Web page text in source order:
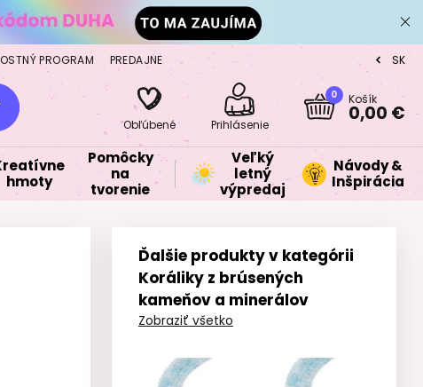
PROGRAM PREDAJNE CZ
SK
Obľúbené Prihlásenie
0 Košík
0,00 €
hmoty
Pomôcky
na
tvorenie
Veľký
letný
výpredaj
Návody &
Inšpirácia
Ďalšie produkty v kategórii
Koráliky z brúsených
kameňov a minerálov
Zobraziť všetko